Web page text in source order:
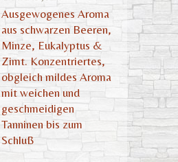
Ausgewogenes Aroma
aus schwarzen Beeren,
Minze, Eukalyptus &
Zimt. Konzentriertes,
obgleich mildes Aroma
mit weichen und
geschmeidigen
Tanninen bis zum
Schluß